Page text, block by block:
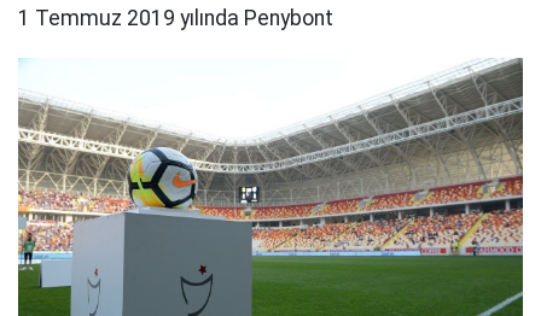
1 Temmuz 2019 yılında Penybont